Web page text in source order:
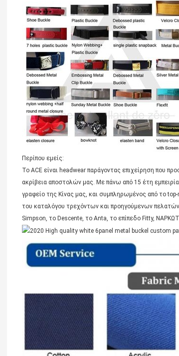
Περίπου εμείς:
Το ACE είναι headwear παράγοντας επιχείρηση που
ακρίβεια αποστολών μας. Με πάνω από 15 έτη
γραφείο της Κίνας μας, και συμπληρωμένος από το
του καταλόγου τρεχόντων και προηγούμενων πελατών
Simpson, το Descente, το Anta, το επίπεδο Fitty,